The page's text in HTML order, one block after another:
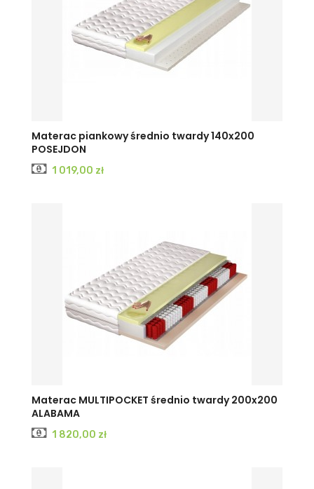
Materac piankowy średnio twardy 140x200
POSEJDON
Cena
1 019,00 zł
Materac MULTIPOCKET średnio twardy 200x200
ALABAMA
Cena
1 820,00 zł